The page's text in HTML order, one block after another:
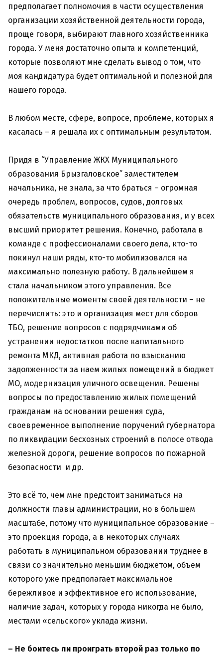
предполагает полномочия в части осуществления
организации хозяйственной деятельности города,
проще говоря, выбирают главного хозяйственника
города. У меня достаточно опыта и компетенций,
которые позволяют мне сделать вывод о том, что
моя кандидатура будет оптимальной и полезной для
нашего города.
В любом месте, сфере, вопросе, проблеме, которых я
касалась – я решала их с оптимальным результатом.
Придя в “Управление ЖКХ Муниципального
образования Брызгаловское” заместителем
начальника, не знала, за что браться – огромная
очередь проблем, вопросов, судов, долговых
обязательств муниципального образования, и у всех
высший приоритет решения. Конечно, работала в
команде с профессионалами своего дела, кто-то
покинул наши ряды, кто-то мобилизовался на
максимально полезную работу. В дальнейшем я
стала начальником этого управления. Все
положительные моменты своей деятельности – не
перечислить: это и организация мест для сборов
ТБО, решение вопросов с подрядчиками об
устранении недостатков после капитального
ремонта МКД, активная работа по взысканию
задолженности за наем жилых помещений в бюджет
МО, модернизация уличного освещения. Решены
вопросы по предоставлению жилых помещений
гражданам на основании решения суда,
своевременное выполнение поручений губернатора
по ликвидации бесхозных строений в полосе отвода
железной дороги, решение вопросов по пожарной
безопасности и др.
Это всё то, чем мне предстоит заниматься на
должности главы администрации, но в большем
масштабе, потому что муниципальное образование –
это проекция города, а в некоторых случаях
работать в муниципальном образовании труднее в
связи со значительно меньшим бюджетом, объем
которого уже предполагает максимальное
бережливое и эффективное его использование,
наличие задач, которых у города никогда не было,
местами «сельского» уклада жизни.
– Не боитесь ли проиграть второй раз только по